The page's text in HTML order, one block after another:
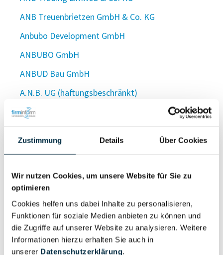
Zustimmung Details Über Cookies
Wir nutzen Cookies, um unsere Website für Sie zu
optimieren
Cookies helfen uns dabei Inhalte zu personalisieren,
Funktionen für soziale Medien anbieten zu können und
die Zugriffe auf unserer Website zu analysieren. Weitere
Informationen hierzu erhalten Sie auch in
unserer Datenschutzerklärung.
ANB Treuenbrietzen GmbH & Co. KG
Anbubo Development GmbH
ANBUBO GmbH
ANBUD Bau GmbH
A.N.B. UG (haftungsbeschränkt)
AnBu GmbH
anbus analytik GmbH
AnCaBe KG
ANCA Beteiligungs-GmbH
ANCABO Immobilien GmbH